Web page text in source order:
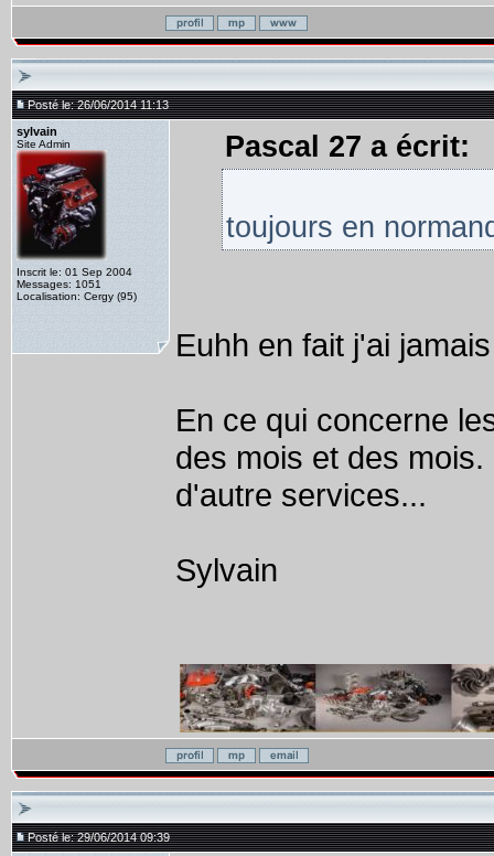
Posté le: 26/06/2014 11:13
sylvain
Site Admin
Inscrit le: 01 Sep 2004
Messages: 1051
Localisation: Cergy (95)
Pascal 27 a écrit:
toujours en
Euhh en fait j'ai
En ce qui concerne
des mois et des
d'autre services...
Sylvain
Posté le: 29/06/2014 09:39